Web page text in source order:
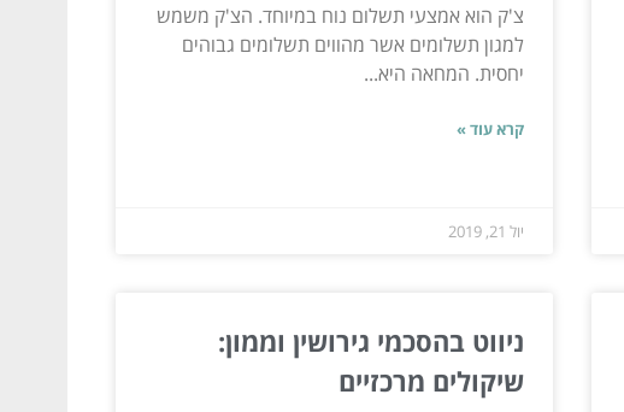
צ'ק הוא אמצעי תשלום נוח במיוחד. הצ'ק משמש
למגון תשלומים אשר מהווים תשלומים גבוהים
יחסית. המחאה היא...
קרא עוד »
יול 21, 2019
ניווט בהסכמי גירושין וממון:
שיקולים מרכזיים